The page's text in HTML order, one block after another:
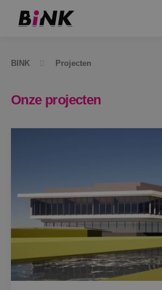
BINK Projecten
Onze projecten